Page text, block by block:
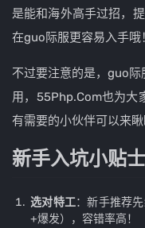
是能和海外高手过招，
在guo际服更容易入手哦
不过要注意的是，guo
用，55Php.Com也为大
有需要的小伙伴可以来
新手入坑小贴士
选对特工：新手推荐
+爆发），容错率高！